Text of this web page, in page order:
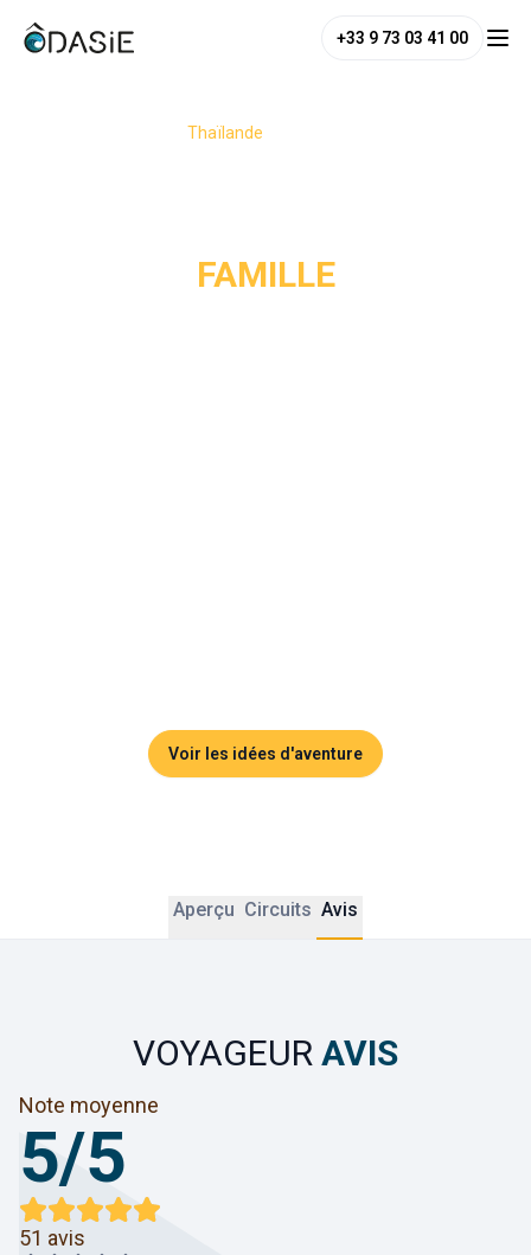
+33 9 73 03 41 00
Thaïlande
FAMILLE
Voir les idées d'aventure
Aperçu Circuits Avis
VOYAGEUR AVIS
Note moyenne
5/5
51 avis